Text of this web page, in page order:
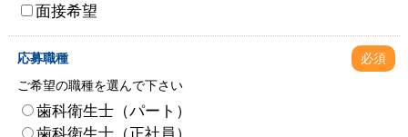
面接希望
応募職種
必須
ご希望の職種を選んで下さい
歯科衛生士（パート）